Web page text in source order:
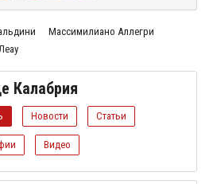
Массимилиано Аллегри
Калабрия
Новости Статьи
Видео